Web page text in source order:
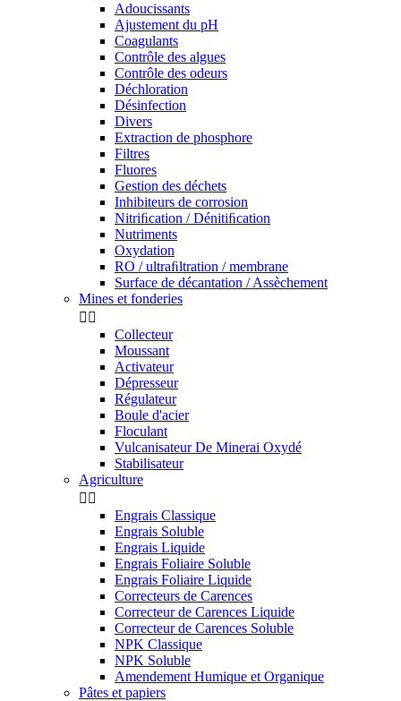
Adoucissants
Ajustement du pH
Coagulants
Contrôle des algues
Contrôle des odeurs
Déchloration
Désinfection
Divers
Extraction de phosphore
Filtres
Fluores
Gestion des déchets
Inhibiteurs de corrosion
Nitriﬁcation / Dénitiﬁcation
Nutriments
Oxydation
RO / ultraﬁltration / membrane
Surface de décantation / Assèchement
Mines et fonderies
 
Collecteur
Moussant
Activateur
Dépresseur
Régulateur
Boule d'acier
Floculant
Vulcanisateur De Minerai Oxydé
Stabilisateur
Agriculture
 
Engrais Classique
Engrais Soluble
Engrais Liquide
Engrais Foliaire Soluble
Engrais Foliaire Liquide
Correcteurs de Carences
Correcteur de Carences Liquide
Correcteur de Carences Soluble
NPK Classique
NPK Soluble
Amendement Humique et Organique
Pâtes et papiers